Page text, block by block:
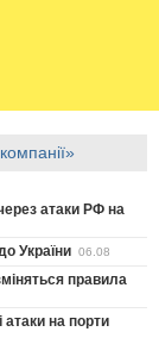
атаки РФ на
України 06.08
правила
атаки на порти